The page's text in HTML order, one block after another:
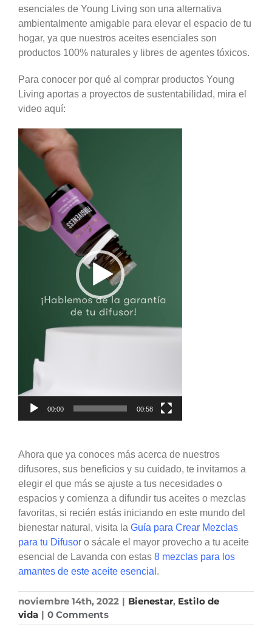
esenciales de Young Living son una alternativa
ambientalmente amigable para elevar el espacio de tu
hogar, ya que nuestros aceites esenciales son
productos 100% naturales y libres de agentes tóxicos.
Para conocer por qué al comprar productos Young
Living aportas a proyectos de sustentabilidad, mira el
video aquí:
Reproductor
de
vídeo
00:00 00:58
Ahora que ya conoces más acerca de nuestros
difusores, sus beneficios y su cuidado, te invitamos a
elegir el que más se ajuste a tus necesidades o
espacios y comienza a difundir tus aceites o mezclas
favoritas, si recién estás iniciando en este mundo del
bienestar natural, visita la Guía para Crear Mezclas
para tu Difusor o sácale el mayor provecho a tu aceite
esencial de Lavanda con estas 8 mezclas para los
amantes de este aceite esencial .
noviembre 14th, 2022 | Bienestar, Estilo de
vida | 0 Comments